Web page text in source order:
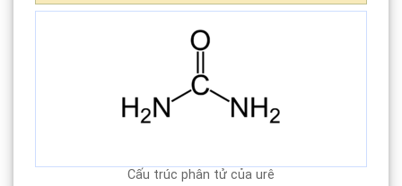
Cấu trúc phân tử của urê